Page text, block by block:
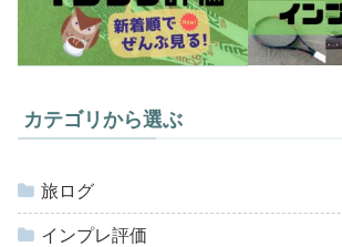
カテゴリから選ぶ
旅ログ
インプレ評価